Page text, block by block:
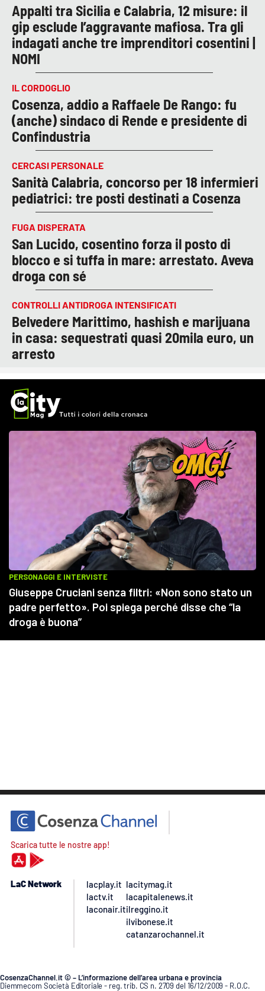
Appalti tra Sicilia e Calabria, 12 misure: il
gip esclude l’aggravante mafiosa. Tra gli
indagati anche tre imprenditori cosentini |
NOMI
IL CORDOGLIO
Cosenza, addio a Raffaele De Rango: fu
(anche) sindaco di Rende e presidente di
Confindustria
CERCASI PERSONALE
Sanità Calabria, concorso per 18 infermieri
pediatrici: tre posti destinati a Cosenza
FUGA DISPERATA
San Lucido, cosentino forza il posto di
blocco e si tuffa in mare: arrestato. Aveva
droga con sé
CONTROLLI ANTIDROGA INTENSIFICATI
Belvedere Marittimo, hashish e marijuana
in casa: sequestrati quasi 20mila euro, un
arresto
Scarica tutte le nostre app!
LaC Network
lacplay.it
lactv.it
laconair.it
lacitymag.it
lacapitalenews.it
ilreggino.it
ilvibonese.it
catanzarochannel.it
CosenzaChannel.it © – L’informazione dell’area urbana e provincia
Diemmecom Società Editoriale - reg. trib. CS n. 2709 del 16/12/2009 - R.O.C.